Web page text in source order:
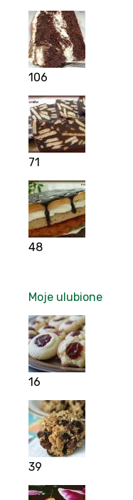
106
71
48
Moje ulubione
16
39